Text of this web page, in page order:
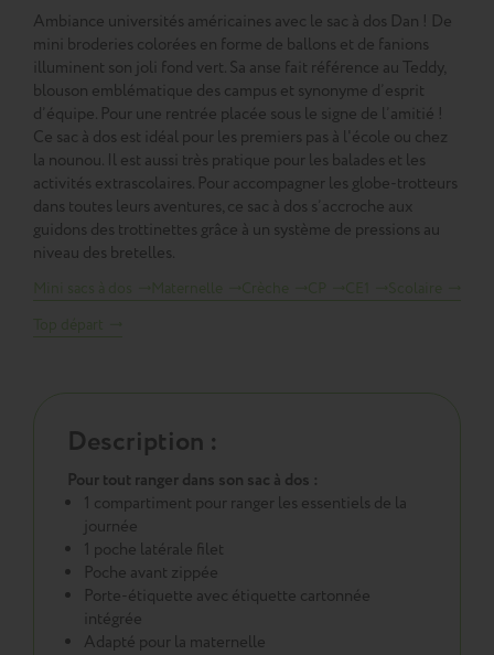
Ambiance universités américaines avec le sac à dos Dan ! De
mini broderies colorées en forme de ballons et de fanions
illuminent son joli fond vert. Sa anse fait référence au Teddy,
blouson emblématique des campus et synonyme d’esprit
d’équipe. Pour une rentrée placée sous le signe de l’amitié !
Ce sac à dos est idéal pour les premiers pas à l'école ou chez
la nounou. Il est aussi très pratique pour les balades et les
activités extrascolaires. Pour accompagner les globe-trotteurs
dans toutes leurs aventures, ce sac à dos s’accroche aux
guidons des trottinettes grâce à un système de pressions au
niveau des bretelles.
Description :
Pour tout ranger dans son sac à dos :
1 compartiment pour ranger les essentiels de la
journée
1 poche latérale filet
Poche avant zippée
Porte-étiquette avec étiquette cartonnée
intégrée
Adapté pour la maternelle